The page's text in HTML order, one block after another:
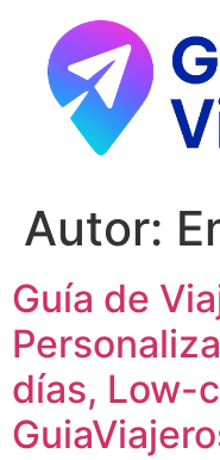
contenido
Autor:
Guía de
días, Low-